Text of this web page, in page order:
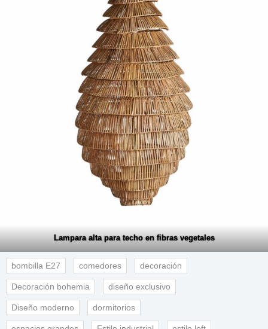
Lampara alta para techo en fibras vegetales
bombilla E27 comedores decoración
Decoración bohemia diseño exclusivo
Diseño moderno dormitorios